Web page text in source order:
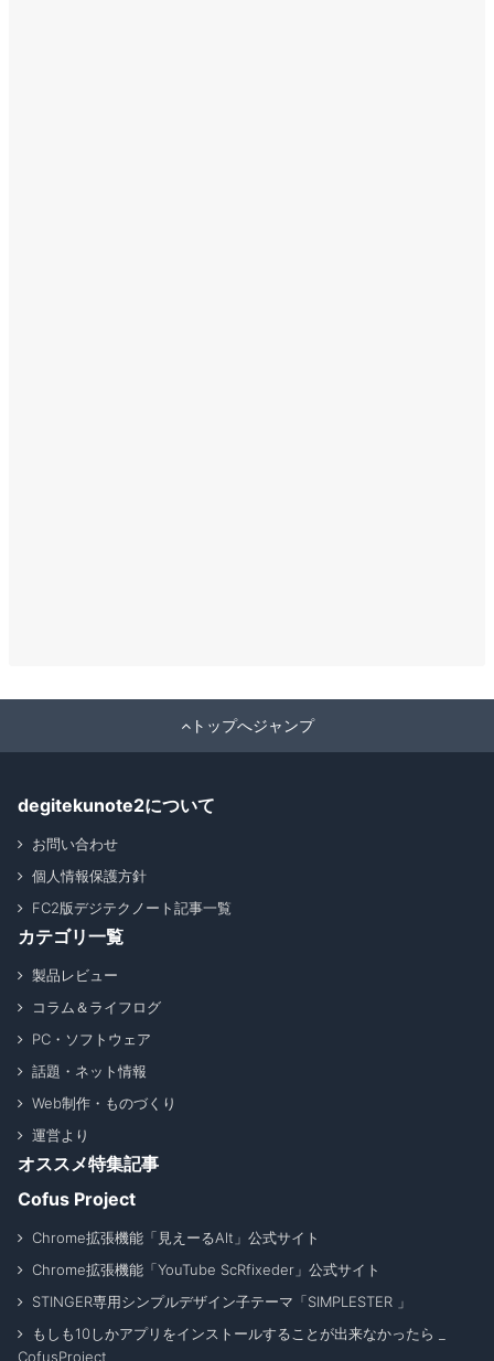
トップへジャンプ
degitekunote2について
お問い合わせ
個人情報保護方針
FC2版デジテクノート記事一覧
カテゴリ一覧
製品レビュー
コラム＆ライフログ
PC・ソフトウェア
話題・ネット情報
Web制作・ものづくり
運営より
オススメ特集記事
Cofus Project
Chrome拡張機能「見えーるAlt」公式サイト
Chrome拡張機能「YouTube ScRfixeder」公式サイト
STINGER専用シンプルデザイン子テーマ「SIMPLESTER 」
もしも10しかアプリをインストールすることが出来なかったら _
CofusProject